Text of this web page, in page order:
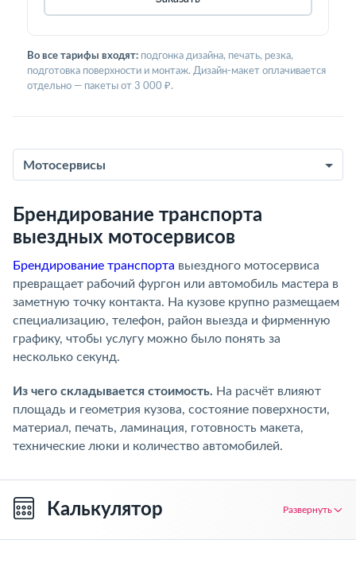
Во все тарифы входят: подгонка дизайна, печать, резка,
подготовка поверхности и монтаж. Дизайн-макет оплачивается
отдельно — пакеты от 3 000 ₽.
Мотосервисы
Брендирование транспорта
выездных мотосервисов
Брендирование транспорта выездного мотосервиса
превращает рабочий фургон или автомобиль мастера в
заметную точку контакта. На кузове крупно размещаем
специализацию, телефон, район выезда и фирменную
графику, чтобы услугу можно было понять за
несколько секунд.
Из чего складывается стоимость. На расчёт влияют
площадь и геометрия кузова, состояние поверхности,
материал, печать, ламинация, готовность макета,
технические люки и количество автомобилей.
Калькулятор Развернуть